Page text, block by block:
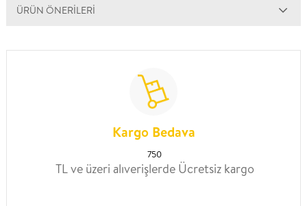
ÜRÜN ÖNERILERI
Kargo Bedava
750
TL ve üzeri alıverişlerde Ücretsiz kargo